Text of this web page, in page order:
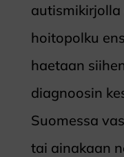
autismikirjolla
hoitopolku
haetaan
diagnoosin
Suomessa
tai ainakaan